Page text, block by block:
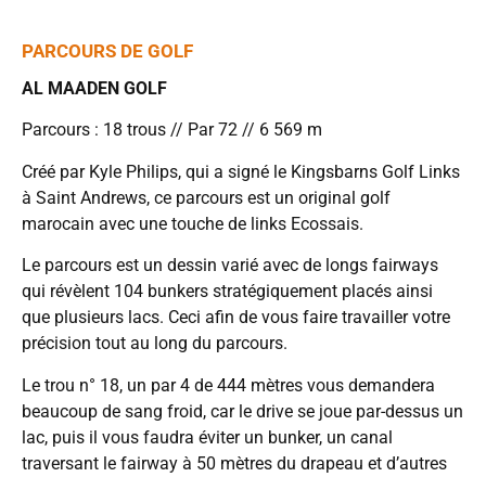
PARCOURS DE GOLF
AL MAADEN GOLF
Parcours : 18 trous // Par 72 // 6 569 m
Créé par Kyle Philips, qui a signé le Kingsbarns Golf Links
à Saint Andrews, ce parcours est un original golf
marocain avec une touche de links Ecossais.
Le parcours est un dessin varié avec de longs fairways
qui révèlent 104 bunkers stratégiquement placés ainsi
que plusieurs lacs. Ceci afin de vous faire travailler votre
précision tout au long du parcours.
Le trou n° 18, un par 4 de 444 mètres vous demandera
beaucoup de sang froid, car le drive se joue par-dessus un
lac, puis il vous faudra éviter un bunker, un canal
traversant le fairway à 50 mètres du drapeau et d’autres